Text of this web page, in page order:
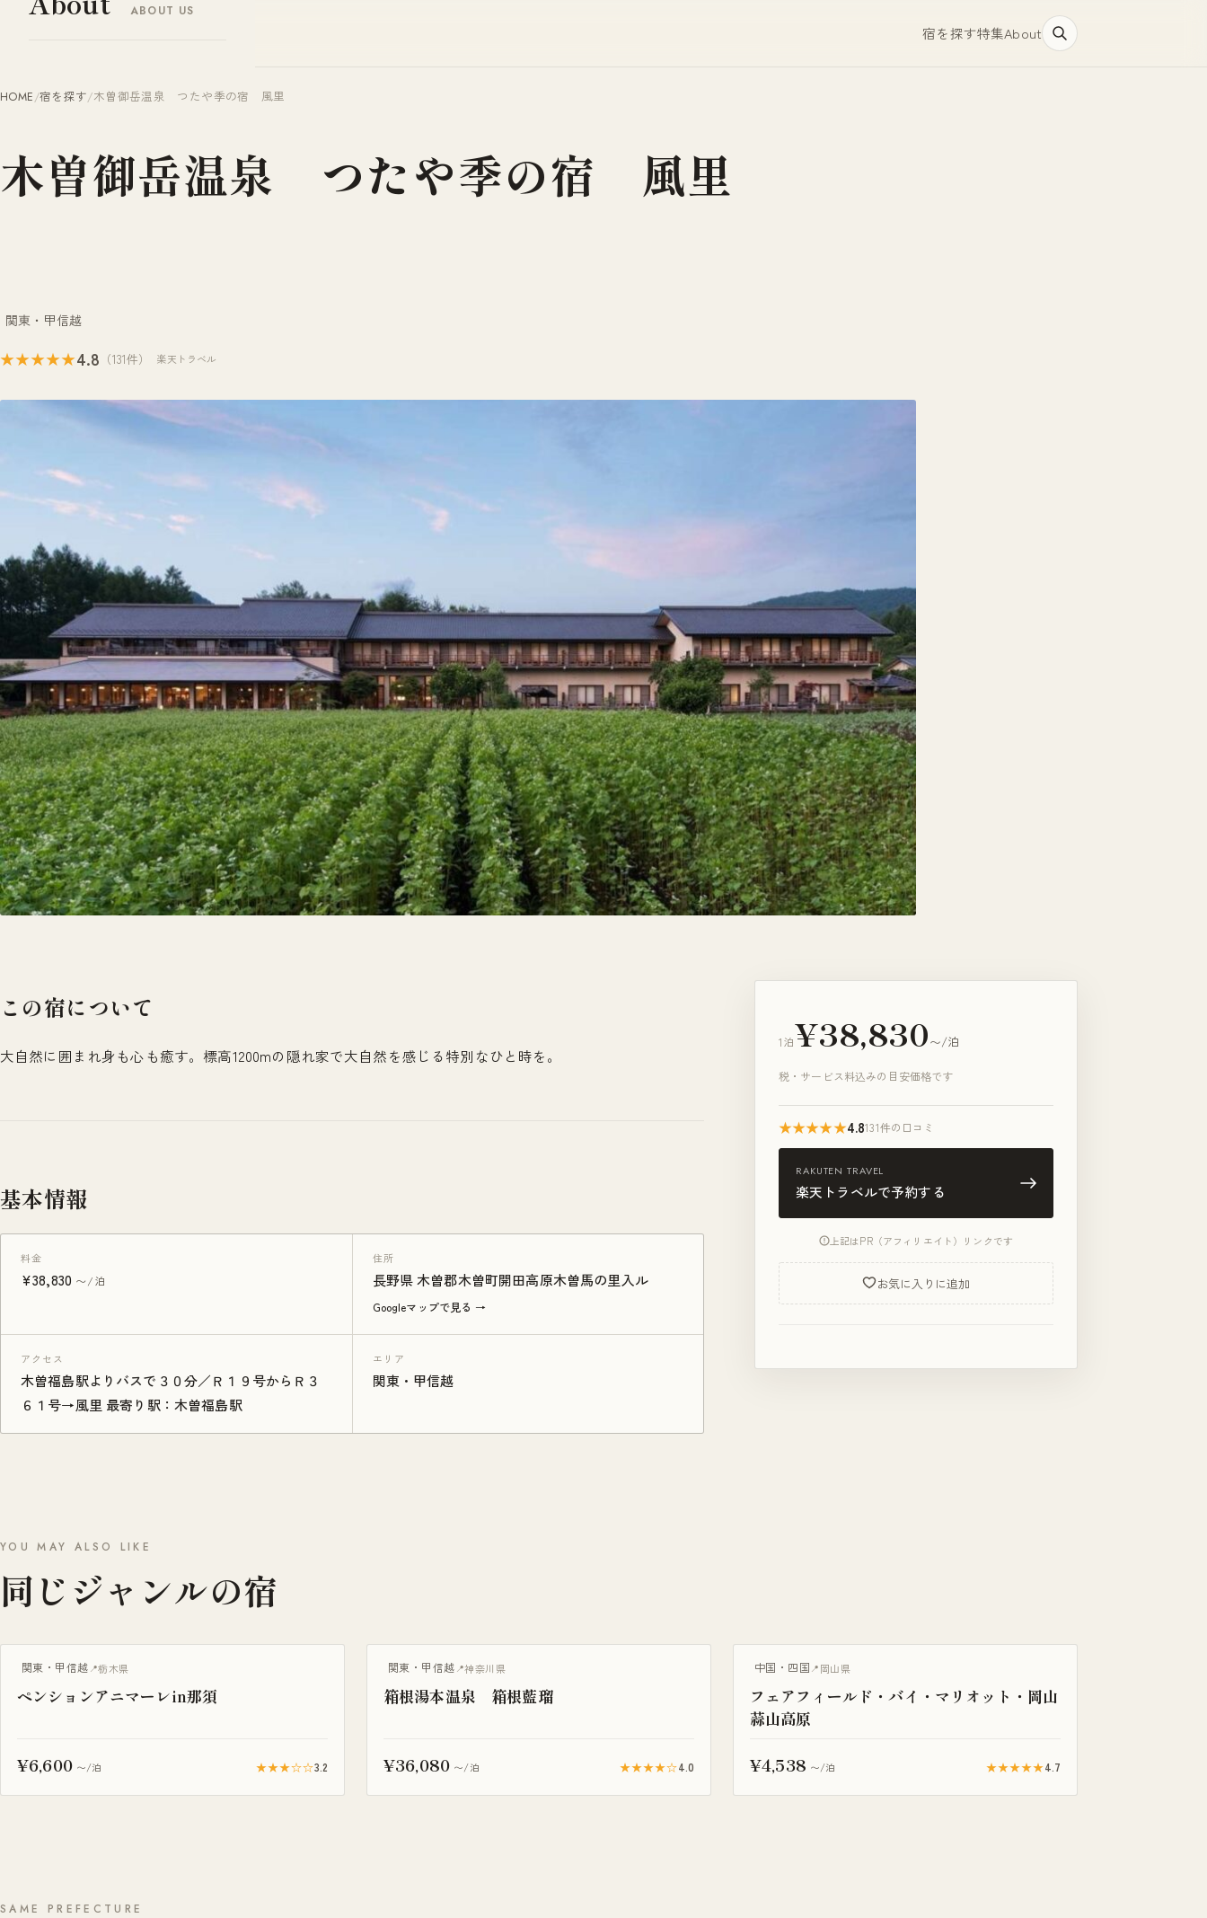
宿を探す特集About
ABOUT US
HOME/宿を探す/木曽御岳温泉 つたや季の宿 風里
木曽御岳温泉 つたや季の宿 風里
関東・甲信越
★★★★★4.8 （131件） 楽天トラベル
この宿について
大自然に囲まれ身も心も癒す。標高1200mの隠れ家で大自然を感じる特別なひと時を。
基本情報
料金
¥38,830 〜/泊
住所
長野県 木曽郡木曽町開田高原木曽馬の里入ル
Googleマップで見る →
アクセス
木曽福島駅よりバスで３０分／Ｒ１９号からＲ３
６１号→風里 最寄り駅：木曽福島駅
エリア
関東・甲信越
1泊¥38,830〜/泊
税・サービス料込みの目安価格です
★★★★★4.8131件の口コミ
RAKUTEN TRAVEL
楽天トラベルで予約する
上記はPR（アフィリエイト）リンクです
お気に入りに追加
YOU MAY ALSO LIKE
同じジャンルの宿
グランピング
関東・甲信越 栃木県
ペンションアニマーレin那須
¥6,600 〜/泊 ★★★☆☆3.2
露天風呂付き客室
関東・甲信越 神奈川県
箱根湯本温泉 箱根藍瑠
¥36,080 〜/泊 ★★★★☆4.0
ペット可
中国・四国 岡山県
フェアフィールド・バイ・マリオット・岡山
蒜山高原
¥4,538 〜/泊 ★★★★★4.7
SAME PREFECTURE